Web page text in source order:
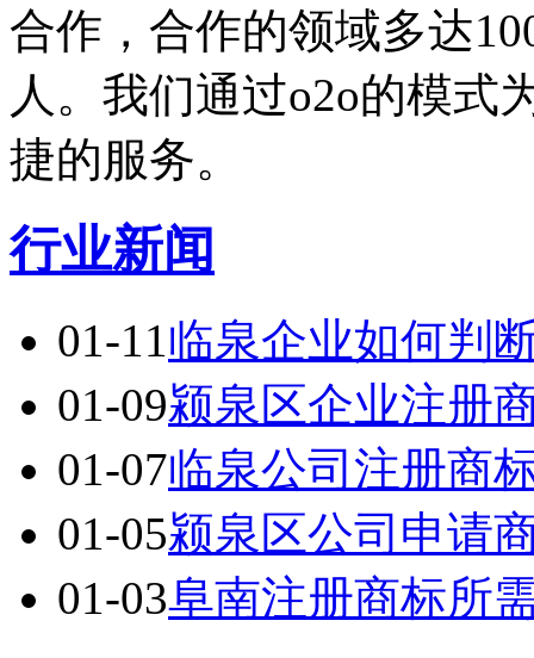
合作，合作的领域多达
人。我们通过o2o的模式
捷的服务。
行业新闻
01-11临泉企业如何判
01-09颍泉区企业注册
01-07临泉公司注册商
01-05颍泉区公司申请
01-03阜南注册商标所